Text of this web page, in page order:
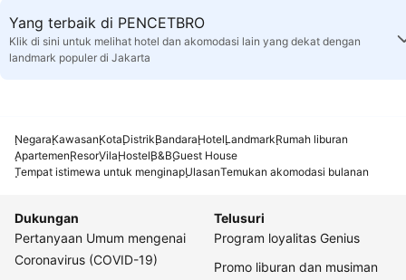
Yang terbaik di PENCETBRO
Klik di sini untuk melihat hotel dan akomodasi lain yang dekat dengan
landmark populer di Jakarta
NegaraKawasanKotaDistrikBandaraHotelLandmarkRumah liburan
ApartemenResorVilaHostelB&BGuest House
Tempat istimewa untuk menginapUlasanTemukan akomodasi bulanan
Dukungan
Pertanyaan Umum mengenai
Coronavirus (COVID-19)
Telusuri
Program loyalitas Genius
Promo liburan dan musiman